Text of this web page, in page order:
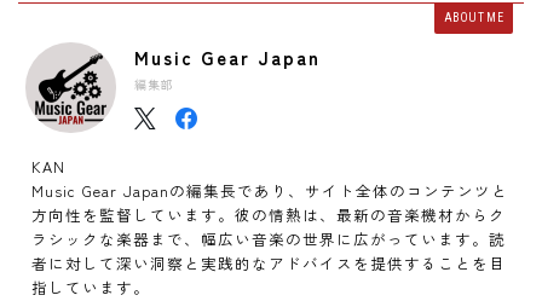
ABOUT ME
Music Gear Japan
編集部
KAN
Music Gear Japanの編集長であり、サイト全体のコンテンツと
方向性を監督しています。彼の情熱は、最新の音楽機材からク
ラシックな楽器まで、幅広い音楽の世界に広がっています。読
者に対して深い洞察と実践的なアドバイスを提供することを目
指しています。